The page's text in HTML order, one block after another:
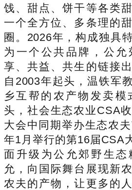
饯、甜点、饼干等各类
一个全方位、多条理的
圈。2026年，构成独具
为一个公共品牌，公允
享、共益、共生的链接
自2003年起头，温铁军
乡互帮的农产物发卖模
头，社会生态农业CSA
大会中同期举办生态农
年1月举行的第16届CSA
面升级为公允郊野生态
允，向国际舞台展现新
农夫的产物，让更多的